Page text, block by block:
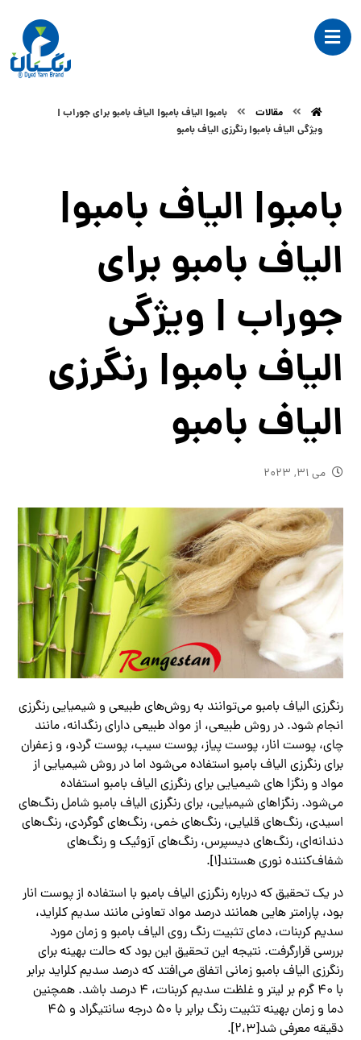
مقالات
بامبو| الیاف بامبو| الیاف بامبو برای جوراب |
ویژگی الیاف بامبو| رنگرزی الیاف بامبو
بامبو| الیاف بامبو|
الیاف بامبو برای
جوراب | ویژگی
الیاف بامبو| رنگرزی
الیاف بامبو
می ۳۱, ۲۰۲۳
رنگرزی الیاف بامبو می‌توانند به روش‌های طبیعی و شیمیایی رنگرزی
انجام شود. در روش طبیعی، از مواد طبیعی دارای رنگدانه، مانند
چای، پوست انار، پوست پیاز، پوست سیب، پوست گردو، و زعفران
برای رنگرزی الیاف بامبو استفاده می‌شود اما در روش شیمیایی از
مواد و رنگزا های شیمیایی برای رنگرزی الیاف بامبو استفاده
می‌شود. رنگزاهای شیمیایی، برای رنگرزی الیاف بامبو شامل رنگ‌های
اسیدی، رنگ‌های قلیایی، رنگ‌های خمی، رنگ‌های گوگردی، رنگ‌های
دندانه‌ای، رنگ‌های دیسپرس، رنگ‌های آزوئیک و رنگ‌های
شفاف‌کننده نوری هستند[1].
در یک تحقیق که درباره رنگرزی الیاف بامبو با استفاده از پوست انار
بود، پارامتر هایی همانند درصد مواد تعاونی مانند سدیم کلراید،
سدیم کربنات، دمای تثبیت رنگ روی الیاف بامبو و زمان مورد
بررسی قرارگرفت. نتیجه این تحقیق این بود که حالت بهینه برای
رنگرزی الیاف بامبو زمانی اتفاق می‌افتد که درصد سدیم کلراید برابر
با 40 گرم بر لیتر و غلظت سدیم کربنات، 4 درصد باشد. همچنین
دما و زمان بهینه تثبیت رنگ برابر با 50 درجه سانتیگراد و 45
دقیقه معرفی شد[2،3].